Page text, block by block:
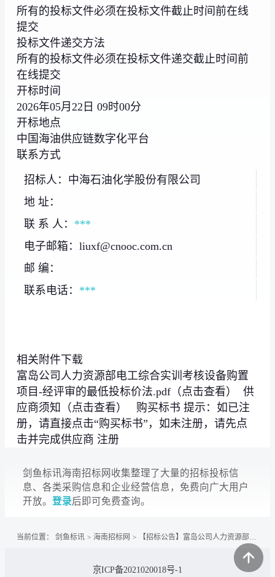
所有的投标文件必须在投标文件截止时间前在线
提交
投标文件递交方法
所有的投标文件必须在投标文件递交截止时间前
在线提交
开标时间
2026年05月22日 09时00分
开标地点
中国海油供应链数字化平台
联系方式
招标人：中海石油化学股份有限公司
地 址：
联 系 人： ***
电子邮箱：liuxf@cnooc.com.cn
邮 编：
联系电话： ***
相关附件下载
富岛公司人力资源部电工综合实训考核设备购置
项目-经评审的最低投标价法.pdf（点击查看） 供
应商须知（点击查看） 购买标书 提示：如已注
册，请直接点击“购买标书”，如未注册，请先点
击并完成供应商 注册
剑鱼标讯海南招标网收集整理了大量的招标投标信
息、各类采购信息和企业经营信息，免费向广大用户
开放。 登录后即可免费查询。
当前位置： 剑鱼标讯 > 海南招标网 > 【招标公告】富岛公司人力资源部电工综合实训考核设备购置项目
京ICP备2021020018号-1